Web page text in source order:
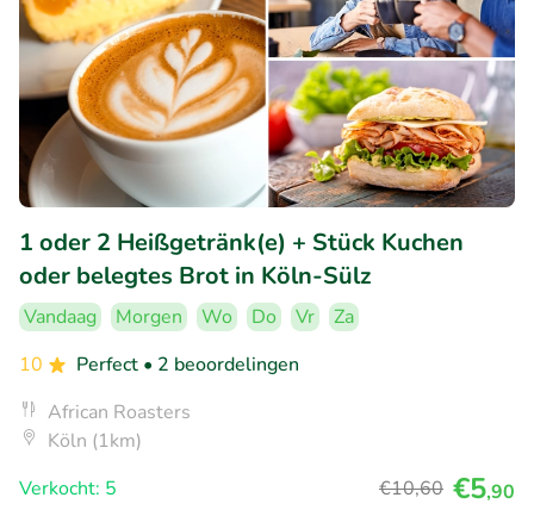
1 oder 2 Heißgetränk(e) + Stück Kuchen
oder belegtes Brot in Köln-Sülz
Vandaag Morgen Wo Do Vr
Za
10
Perfect • 2 beoordelingen
African Roasters
Köln (1km)
Verkocht: 5
€10,60 €5,90